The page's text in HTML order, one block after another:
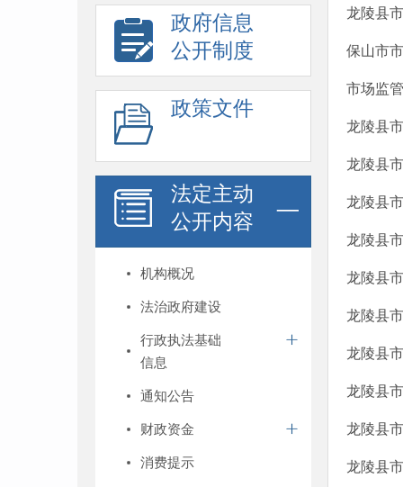
政府信息
公开制度
政策文件
法定主动
公开内容
机构概况
法治政府建设
行政执法基础
信息
通知公告
财政资金
消费提示
龙陵县
保山市
市场监
龙陵县
龙陵县
龙陵县
龙陵县
龙陵县
龙陵县
龙陵县
龙陵县
龙陵县
龙陵县